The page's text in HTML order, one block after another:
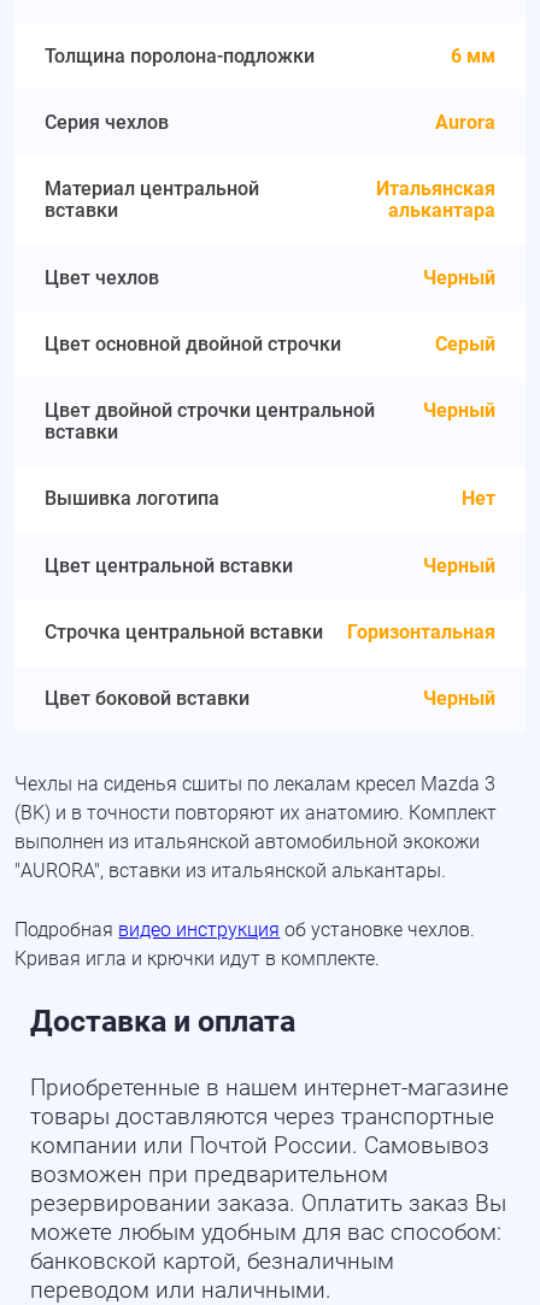
Толщина поролона-подложки 6 мм
Серия чехлов Aurora
Материал центральной
вставки
Итальянская
алькантара
Цвет чехлов Черный
Цвет основной двойной строчки Серый
Цвет двойной строчки центральной
вставки
Черный
Вышивка логотипа Нет
Цвет центральной вставки Черный
Строчка центральной вставки Горизонтальная
Цвет боковой вставки Черный
Чехлы на сиденья сшиты по лекалам кресел Mazda 3
(BK) и в точности повторяют их анатомию. Комплект
выполнен из итальянской автомобильной экокожи
"AURORA", вставки из итальянской алькантары.
Подробная видео инструкция об установке чехлов.
Кривая игла и крючки идут в комплекте.
Доставка и оплата
Приобретенные в нашем интернет-магазине
товары доставляются через транспортные
компании или Почтой России. Самовывоз
возможен при предварительном
резервировании заказа. Оплатить заказ Вы
можете любым удобным для вас способом:
банковской картой, безналичным
переводом или наличными.